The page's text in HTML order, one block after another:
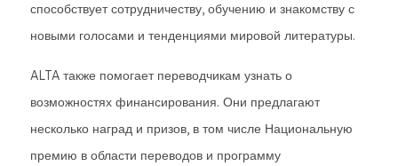
способствует сотрудничеству, обучению и знакомству с
новыми голосами и тенденциями мировой литературы.
ALTA также помогает переводчикам узнать о
возможностях финансирования. Они предлагают
несколько наград и призов, в том числе Национальную
премию в области переводов и программу